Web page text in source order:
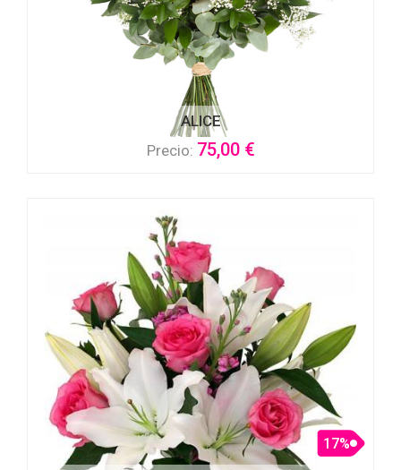
ALICE
Precio: 75,00 €
17%